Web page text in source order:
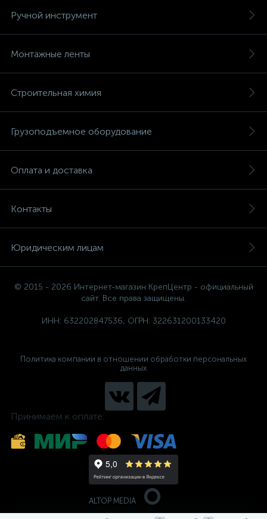
Ручной инструмент
Монтажные ленты
Строительная химия
Грузоподъемное оборудование
Оплата и доставка
Контакты
Юридическим лицам
© 2015 - 2026 Интернет-магазин КрепЦентр - официальный
сайт. Все права защищены.
ИНН: 632202847536, ОГРН: 322631200133420
Политика компании в отношении обработки персональных
данных
Принимаем к оплате:
ALTOP MEDIA